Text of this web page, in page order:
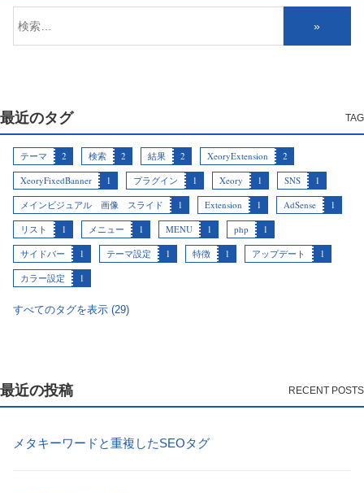
最近のタグ
テーマ 2 検索 2 結果 2 XeoryExtension
2
XeoryFixedBanner
1 プラグイン 1 Xeory 1 SNS
1
メインビジュアル 画像 スライド
1 Extension 1 AdSense
1
リスト
1 メニュー 1 MENU 1 php
1
サイドバー
1 テーマ設定 1 特徴 1 アップデート
1
カラー設定
1
すべてのタグを表示 (29)
最近の投稿
メタキーワードと重複したSEOタグ